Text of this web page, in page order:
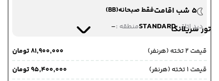
تور سریلانکا
5 شب اقامت
فقط صبحانه(BB)
دید اتاق :STANDARDمنطقه :-
قیمت 2 تخته (هرنفر)
۸۱٬۹۰۰٬۰۰۰ تومان
قیمت 1 تخته (هرنفر)
۹۵٬۴۰۰٬۰۰۰ تومان